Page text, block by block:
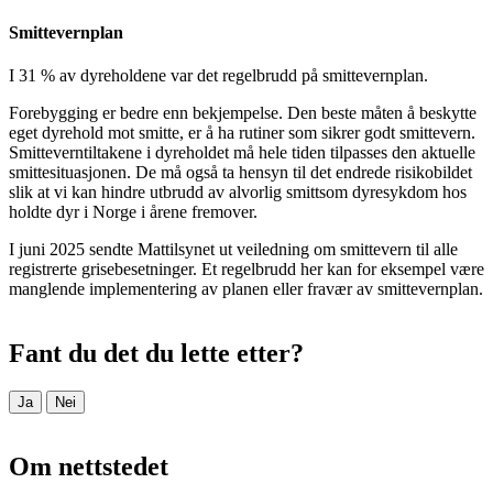
Smittevernplan
I 31 % av dyreholdene var det regelbrudd på smittevernplan.
Forebygging er bedre enn bekjempelse. Den beste måten å beskytte
eget dyrehold mot smitte, er å ha rutiner som sikrer godt smittevern.
Smitteverntiltakene i dyreholdet må hele tiden tilpasses den aktuelle
smittesituasjonen. De må også ta hensyn til det endrede risikobildet
slik at vi kan hindre utbrudd av alvorlig smittsom dyresykdom hos
holdte dyr i Norge i årene fremover.
I juni 2025 sendte Mattilsynet ut veiledning om smittevern til alle
registrerte grisebesetninger. Et regelbrudd her kan for eksempel være
manglende implementering av planen eller fravær av smittevernplan.
Fant du det du lette etter?
Ja Nei
Om nettstedet